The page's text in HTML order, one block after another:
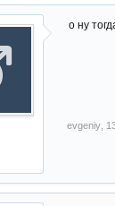
о ну
evgeniy